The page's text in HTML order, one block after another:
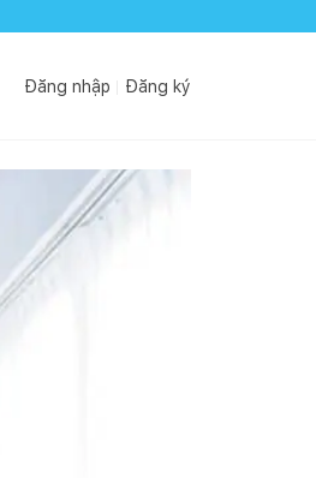
Đăng nhập Đăng ký